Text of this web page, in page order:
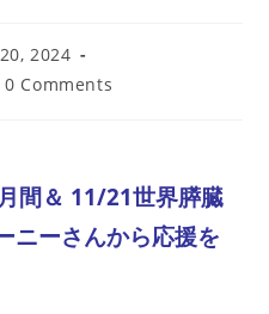
2024
0 Comments
間＆ 11/21世界膵臓
ニーさんから応援を